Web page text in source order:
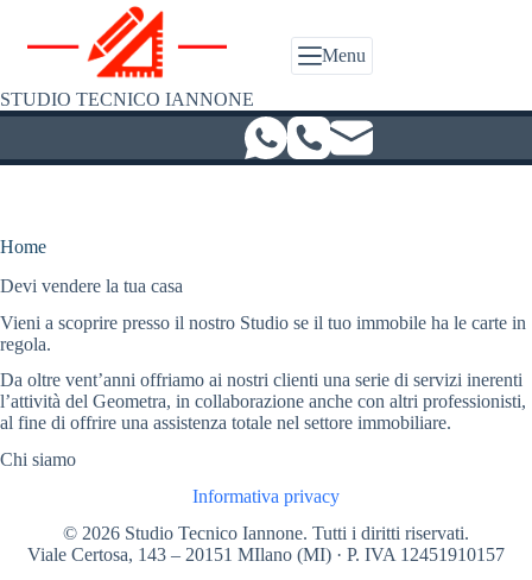
contenuto
STUDIO TECNICO IANNONE
Menu
Home
Devi vendere la tua casa
Vieni a scoprire presso il nostro Studio se il tuo immobile ha le carte in
regola.
Da oltre vent’anni offriamo ai nostri clienti una serie di servizi inerenti
l’attività del Geometra, in collaborazione anche con altri professionisti,
al fine di offrire una assistenza totale nel settore immobiliare.
Chi siamo
Informativa privacy
© 2026 Studio Tecnico Iannone. Tutti i diritti riservati.
Viale Certosa, 143 – 20151 MIlano (MI) · P. IVA 12451910157